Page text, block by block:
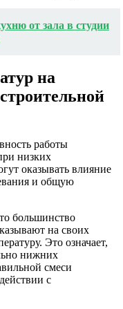
от зала в студии
на
работы
низких
оказывать влияние
и общую
большинство
на своих
Это означает,
нижних
смеси
с